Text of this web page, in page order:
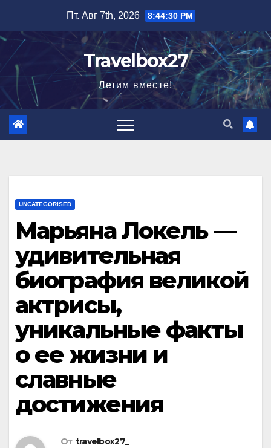
содержимому
Пт. Авг 7th, 2026 8:44:31 PM
Travelbox27
Летим вместе!
UNCATEGORISED
Марьяна Локель —
удивительная
биография великой
актрисы,
уникальные факты
о ее жизни и
славные
достижения
От travelbox27_